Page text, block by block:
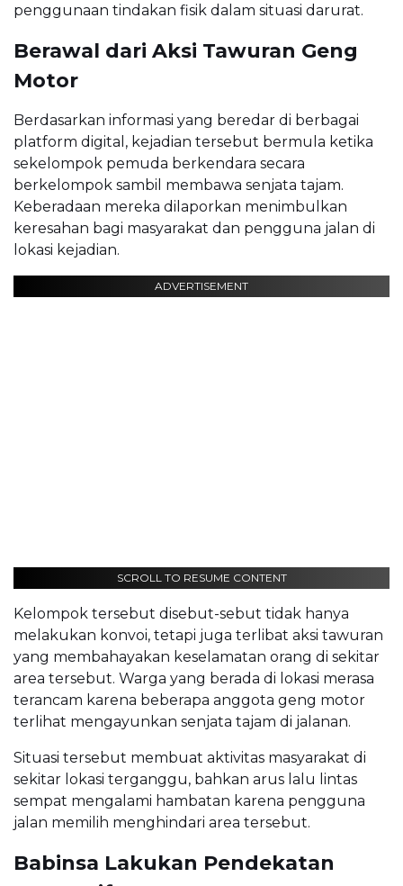
penggunaan tindakan fisik dalam situasi darurat.
Berawal dari Aksi Tawuran Geng
Motor
Berdasarkan informasi yang beredar di berbagai
platform digital, kejadian tersebut bermula ketika
sekelompok pemuda berkendara secara
berkelompok sambil membawa senjata tajam.
Keberadaan mereka dilaporkan menimbulkan
keresahan bagi masyarakat dan pengguna jalan di
lokasi kejadian.
ADVERTISEMENT
SCROLL TO RESUME CONTENT
Kelompok tersebut disebut-sebut tidak hanya
melakukan konvoi, tetapi juga terlibat aksi tawuran
yang membahayakan keselamatan orang di sekitar
area tersebut. Warga yang berada di lokasi merasa
terancam karena beberapa anggota geng motor
terlihat mengayunkan senjata tajam di jalanan.
Situasi tersebut membuat aktivitas masyarakat di
sekitar lokasi terganggu, bahkan arus lalu lintas
sempat mengalami hambatan karena pengguna
jalan memilih menghindari area tersebut.
Babinsa Lakukan Pendekatan